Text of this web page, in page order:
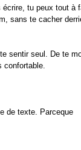
tu peux tout à
sans te cacher
sentir seul. De te
confortable.
de texte. Parceque